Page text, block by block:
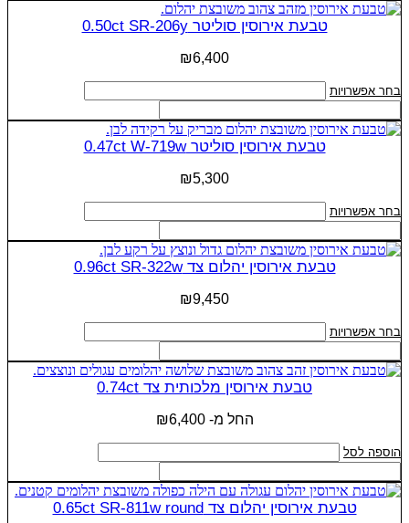
מספר
סוגים.
את
האפשרויות
בעמוד
המוצר
טבעת אירוסין סוליטר 0.50ct SR-206y
₪6,400
בחר אפשרויות
זה
יש
מספר
סוגים.
את
האפשרויות
בעמוד
המוצר
טבעת אירוסין סוליטר 0.47ct W-719w
₪5,300
בחר אפשרויות
זה
יש
מספר
סוגים.
את
האפשרויות
בעמוד
המוצר
טבעת אירוסין יהלום צד 0.96ct SR-322w
₪9,450
בחר אפשרויות
זה
יש
מספר
סוגים.
את
האפשרויות
בעמוד
המוצר
טבעת אירוסין מלכותית צד 0.74ct
החל מ- ₪6,400
הוספה לסל
טבעת אירוסין יהלום צד 0.65ct SR-811w round